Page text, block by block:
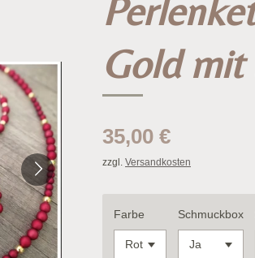
Gold mit
35,00 €
zzgl. Versandkosten
Farbe Schmuckbox